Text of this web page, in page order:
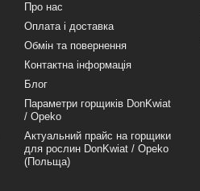
Про нас
Оплата і доставка
Обмін та повернення
Контактна інформація
Блог
Параметри горщиків DonKwiat
/ Opeko
Актуальний прайс на горщики
для рослин DonKwiat / Opeko
(Польща)